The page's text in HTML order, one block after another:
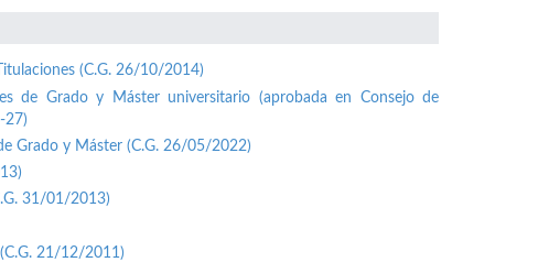
(C.G. 26/10/2014)
de Grado y Máster universitario (aprobada en Consejo de
27)
Grado y Máster (C.G. 26/05/2022)
31/01/2013)
21/12/2011)